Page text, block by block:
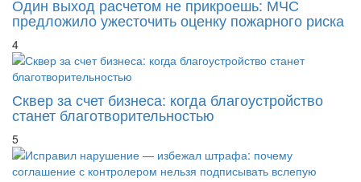
Один выход расчетом не прикроешь: МЧС
предложило ужесточить оценку пожарного риска
4
Сквер за счет бизнеса: когда благоустройство
станет благотворительностью
5